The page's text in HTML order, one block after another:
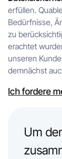
erfüllen.
Bedürfnisse,
zu
erachtet
unseren
demnächst
Ich fordere
Um